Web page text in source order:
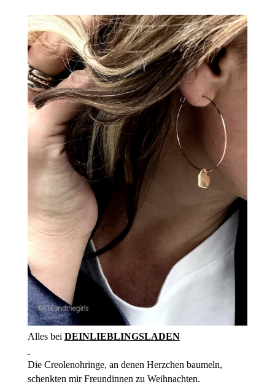
Alles bei DEINLIEBLINGSLADEN
Die Creolenohringe, an denen Herzchen baumeln,
schenkten mir Freundinnen zu Weihnachten.